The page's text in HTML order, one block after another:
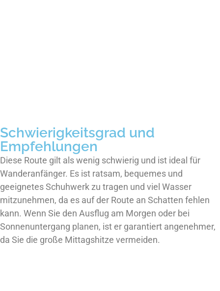
Schwierigkeitsgrad und
Empfehlungen
Diese Route gilt als wenig schwierig und ist ideal für
Wanderanfänger. Es ist ratsam, bequemes und
geeignetes Schuhwerk zu tragen und viel Wasser
mitzunehmen, da es auf der Route an Schatten fehlen
kann. Wenn Sie den Ausflug am Morgen oder bei
Sonnenuntergang planen, ist er garantiert angenehmer,
da Sie die große Mittagshitze vermeiden.